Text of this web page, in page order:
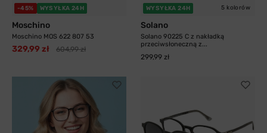
-45% WYSYŁKA 24H
Moschino
Moschino MOS 622 807 53
329,99 zł 604,99 zł
WYSYŁKA 24H 5 kolorów
Solano
Solano 90225 C z nakładką
przeciwsłoneczną z...
299,99 zł